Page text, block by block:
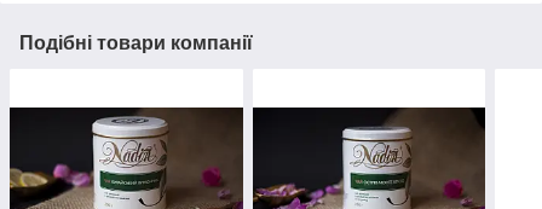
Подібні товари компанії